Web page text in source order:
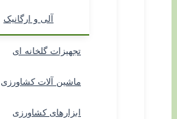
آلی و ارگانیک
تجهیزات گلخانه ای
ماشین آلات کشاورزی
ابزارهای کشاورزی